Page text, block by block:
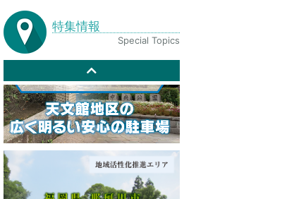
特集情報
Special Topics